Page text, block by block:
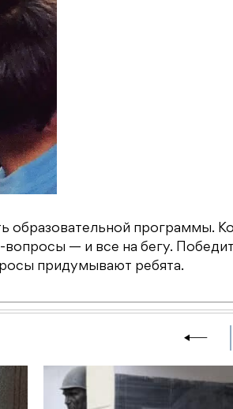
образовательной программы.
— и все на бегу.
придумывают ребята.